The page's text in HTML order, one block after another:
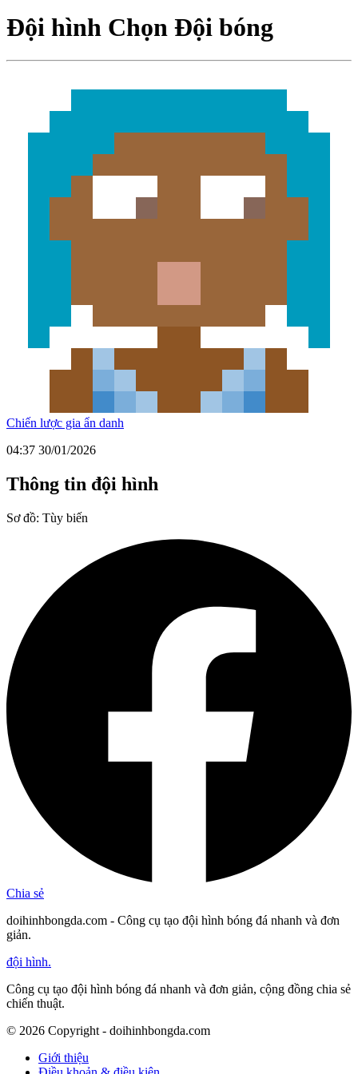
Đội hình Chọn Đội bóng
Chiến lược gia ẩn danh
04:37 30/01/2026
Thông tin đội hình
Sơ đồ: Tùy biến
Chia sẻ
doihinhbongda.com - Công cụ tạo đội hình bóng đá nhanh và đơn
giản.
đội hình.
Công cụ tạo đội hình bóng đá nhanh và đơn giản, cộng đồng chia sẻ
chiến thuật.
© 2026 Copyright - doihinhbongda.com
Giới thiệu